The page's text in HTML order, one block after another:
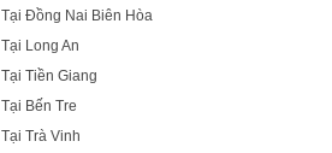
Tại Đồng Nai Biên Hòa
Tại Long An
Tại Tiền Giang
Tại Bến Tre
Tại Trà Vinh